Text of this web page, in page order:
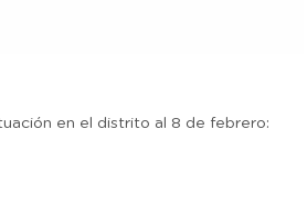
en el distrito al 8 de febrero: